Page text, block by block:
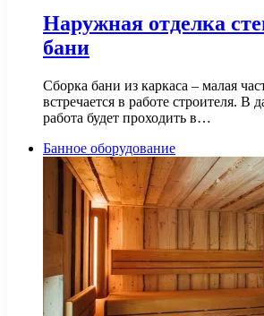
Наружная отделка
бани
Сборка бани из каркаса – малая
встречается в работе строителя. В
работа будет проходить в…
Банное оборудование